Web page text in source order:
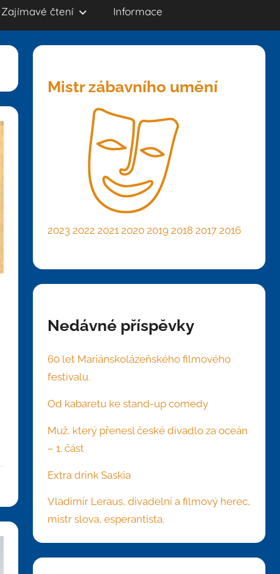
Zajímavé čtení Informace
Mistr zábavního umění
2023 2022 2021 2020 2019 2018 2017 2016
Nedávné příspěvky
60 let Mariánskolázeňského filmového
festivalu.
Od kabaretu ke stand-up comedy
Muž, který přenesl české divadlo za oceán
– 1. část
Extra drink Saskia
Vladimír Leraus, divadelní a filmový herec,
mistr slova, esperantista.